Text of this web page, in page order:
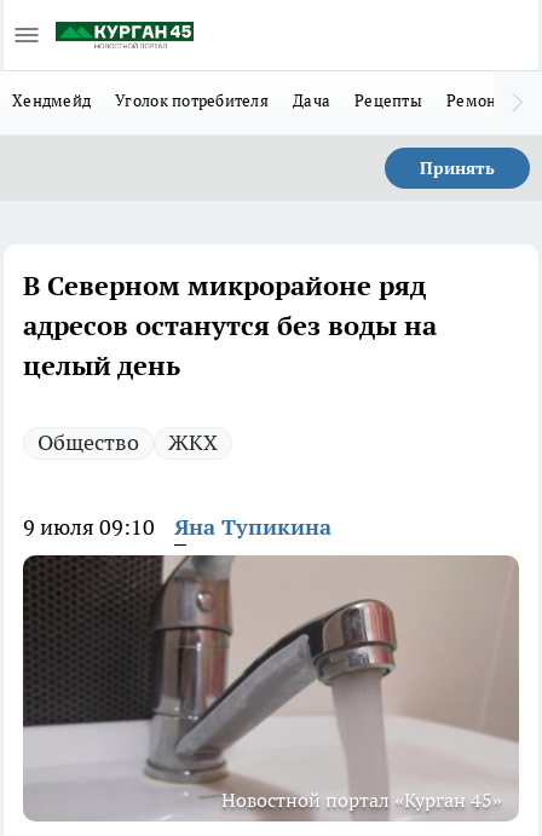
Хендмейд Уголок потребителя Дача Рецепты Ремонт
Принять
В Северном микрорайоне ряд
адресов останутся без воды на
целый день
Общество ЖКХ
9 июля 09:10 Яна Тупикина
Новостной портал «Курган 45»